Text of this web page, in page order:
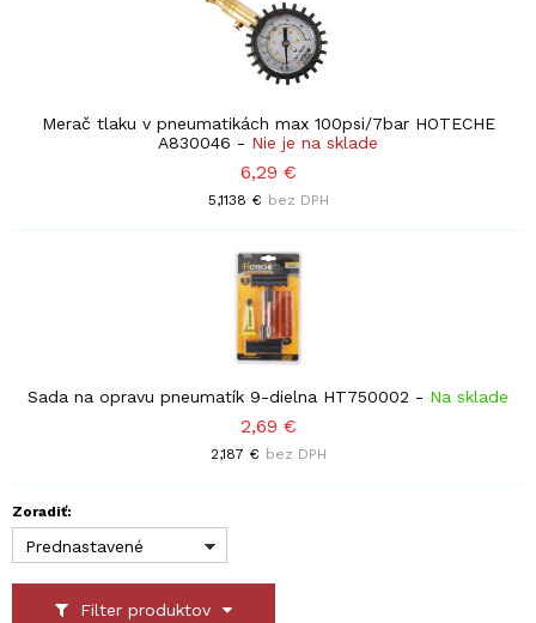
Merač tlaku v pneumatikách max 100psi/7bar HOTECHE
A830046 - Nie je na sklade
6,29 €
5,1138 € bez DPH
Sada na opravu pneumatík 9-dielna HT750002 - Na sklade
2,69 €
2,187 € bez DPH
Filter produktov
Zoradiť:
Prednastavené